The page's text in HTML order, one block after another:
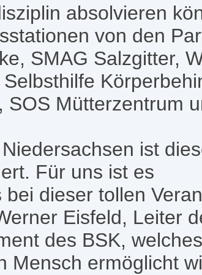
absolvieren
von den
SMAG Salzgitter,
Mütterzentrum
ist
Für uns ist es
dieser tollen
Eisfeld, Leiter
des BSK,
Mensch ermöglicht